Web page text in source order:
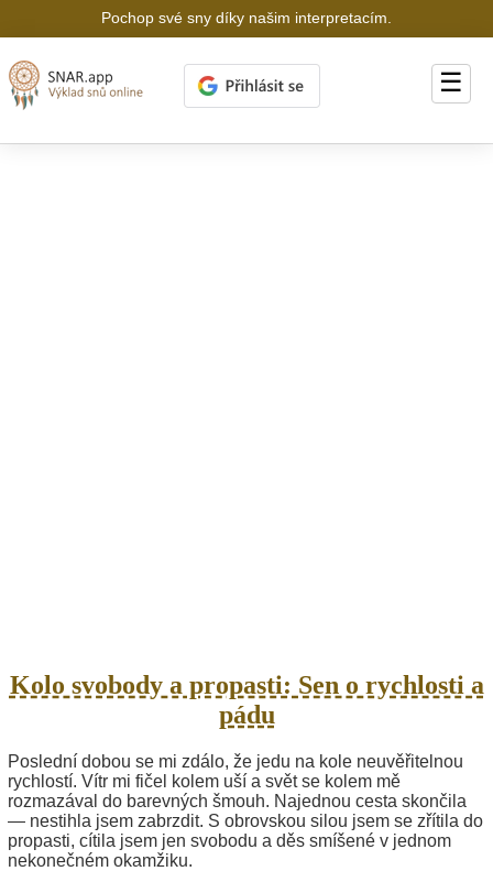
Pochop své sny díky našim interpretacím.
☰
Kolo svobody a propasti: Sen o rychlosti a
pádu
Poslední dobou se mi zdálo, že jedu na kole neuvěřitelnou
rychlostí. Vítr mi fičel kolem uší a svět se kolem mě
rozmazával do barevných šmouh. Najednou cesta skončila
— nestihla jsem zabrzdit. S obrovskou silou jsem se zřítila do
propasti, cítila jsem jen svobodu a děs smíšené v jednom
nekonečném okamžiku.